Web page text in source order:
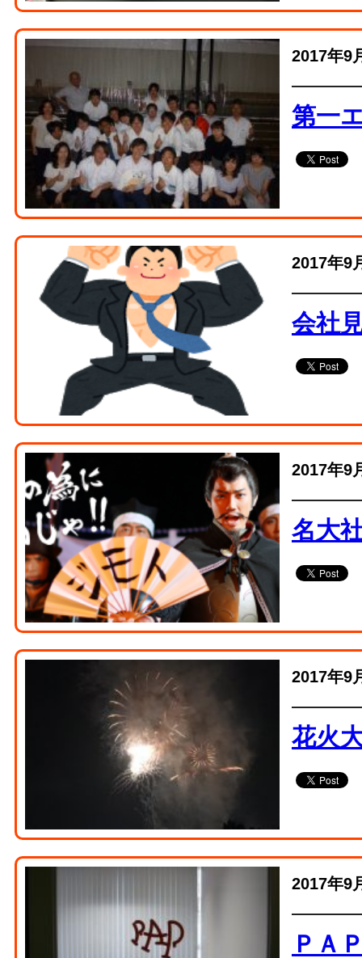
2017年9
第一
2017年9
会社
2017年9
名大
2017年9
花火
2017年9
ＰＡ